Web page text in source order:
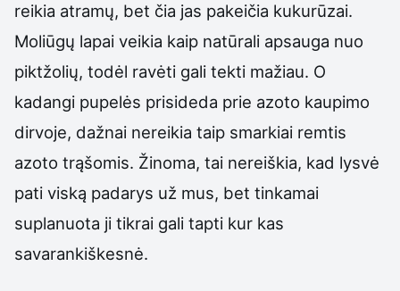
reikia atramų, bet čia jas pakeičia kukurūzai.
Moliūgų lapai veikia kaip natūrali apsauga nuo
piktžolių, todėl ravėti gali tekti mažiau. O
kadangi pupelės prisideda prie azoto kaupimo
dirvoje, dažnai nereikia taip smarkiai remtis
azoto trąšomis. Žinoma, tai nereiškia, kad lysvė
pati viską padarys už mus, bet tinkamai
suplanuota ji tikrai gali tapti kur kas
savarankiškesnė.